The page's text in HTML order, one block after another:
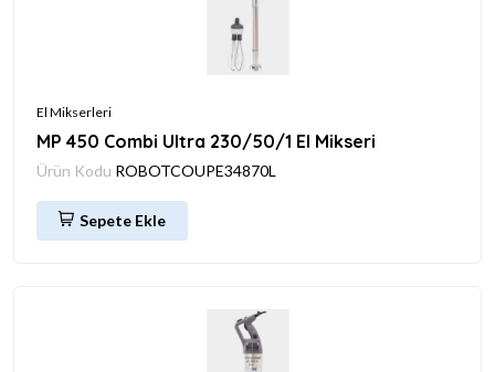
El Mikserleri
MP 450 Combi Ultra 230/50/1 El Mikseri
Ürün Kodu ROBOTCOUPE34870L
Sepete Ekle